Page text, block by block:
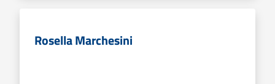
Rosella Marchesini